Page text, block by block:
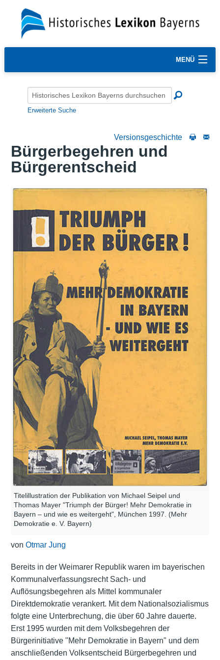
MENÜ
Erweiterte Suche
Versionsgeschichte
Bürgerbegehren und
Bürgerentscheid
Titelillustration der Publikation von Michael Seipel und
Thomas Mayer "Triumph der Bürger! Mehr Demokratie in
Bayern – und wie es weitergeht", München 1997. (Mehr
Demokratie e. V. Bayern)
von Otmar Jung
Bereits in der Weimarer Republik waren im bayerischen
Kommunalverfassungsrecht Sach- und
Auflösungsbegehren als Mittel kommunaler
Direktdemokratie verankert. Mit dem Nationalsozialismus
folgte eine Unterbrechung, die über 60 Jahre dauerte.
Erst 1995 wurden mit dem Volksbegehren der
Bürgerinitiative "Mehr Demokratie in Bayern" und dem
anschließenden Volksentscheid Bürgerbegehren und